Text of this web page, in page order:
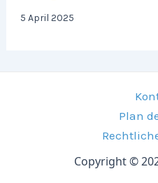
5 April 2025
Plan
Copyright ©